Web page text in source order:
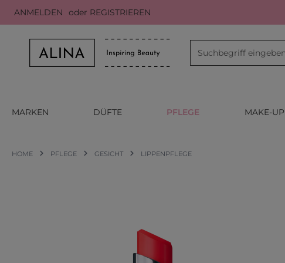
Hauptinhalt springen
Zur Suche springen
Zur Hauptnavigation springen
ANMELDEN oder REGISTRIEREN
MARKEN DÜFTE PFLEGE MAKE-UP
HOME PFLEGE GESICHT LIPPENPFLEGE